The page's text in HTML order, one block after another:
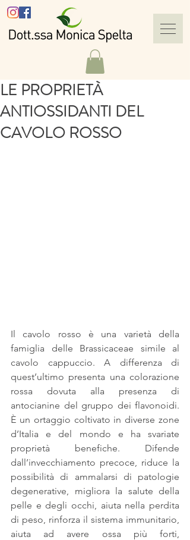
LE PROPRIETÀ
ANTIOSSIDANTI DEL
CAVOLO ROSSO
Il cavolo rosso è una varietà della
famiglia delle Brassicaceae simile al
cavolo cappuccio. A differenza di
quest’ultimo presenta una colorazione
rossa dovuta alla presenza di
antocianine del gruppo dei flavonoidi.
È un ortaggio coltivato in diverse zone
d’Italia e del mondo e ha svariate
proprietà benefiche. Difende
dall’invecchiamento precoce, riduce la
possibilità di ammalarsi di patologie
degenerative, migliora la salute della
pelle e degli occhi, aiuta nella perdita
di peso, rinforza il sistema immunitario,
aiuta ad avere ossa più forti,